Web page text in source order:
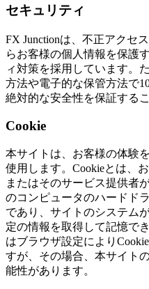
セキュリティ
FX Junctionは、不正アクセ
らお客様の個人情報を保護
ィ対策を採用しています。
方法や電子的な保管方法で
絶対的な安全性を保証する
Cookie
本サイトは、お客様の体験
使用します。Cookieとは、
またはそのサービス提供者
のコンピュータのハードド
であり、サイトのシステム
定の情報を取得して記憶で
はブラウザ設定により
すが、その場合、本サイト
能性があります。